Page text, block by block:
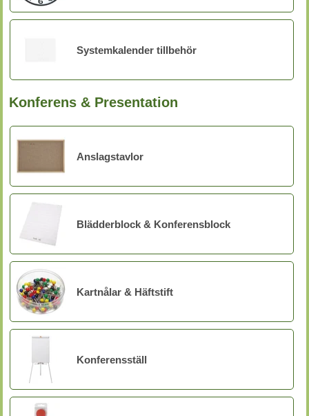
Systemkalender tillbehör
Konferens & Presentation
Anslagstavlor
Blädderblock & Konferensblock
Kartnålar & Häftstift
Konferensställ